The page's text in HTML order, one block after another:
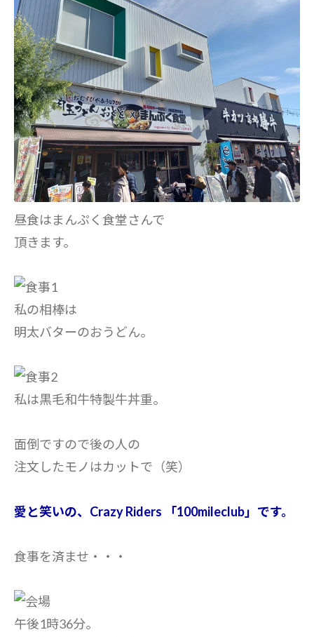
昼食はまんぷく食堂さんで
頂きます。
私の相棒は
明太バターのおうどん。
私は黒毛和牛特製牛丼重。
面倒ですので後の人の
注文したモノはカットで（笑）
愛と笑いの、Crazy Riders 「100mileclub」です。
食事を済ませ・・・
午後1時36分。